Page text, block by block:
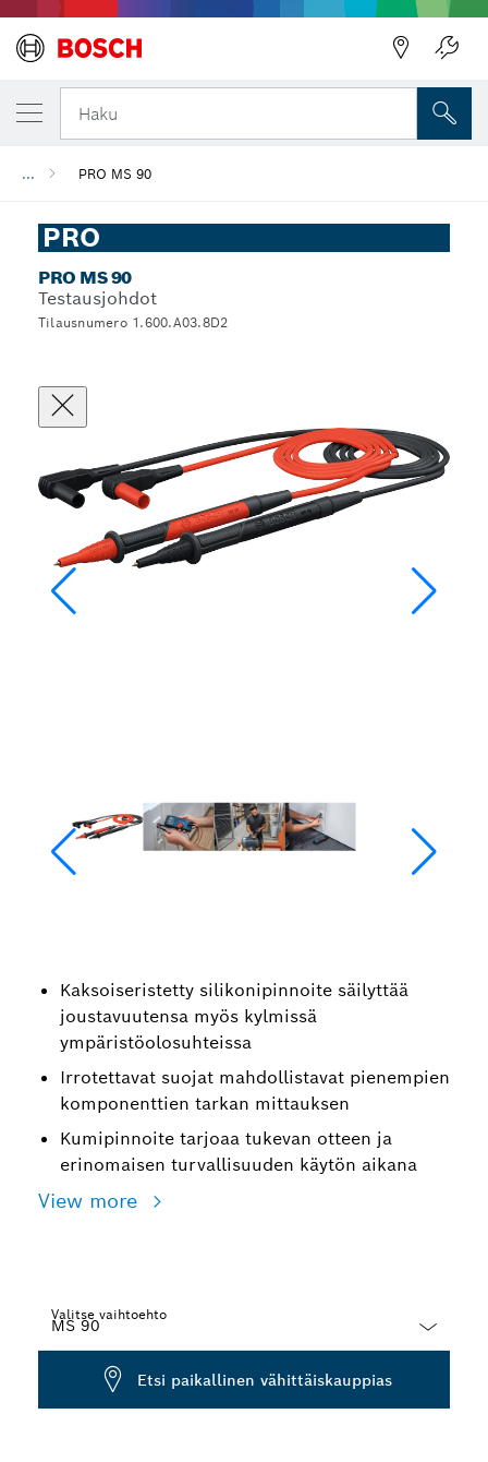
Haku
... PRO MS 90
PRO
PRO MS 90
Testausjohdot
Tilausnumero 1.600.A03.8D2
Kaksoiseristetty silikonipinnoite säilyttää
joustavuutensa myös kylmissä
ympäristöolosuhteissa
Irrotettavat suojat mahdollistavat pienempien
komponenttien tarkan mittauksen
Kumipinnoite tarjoaa tukevan otteen ja
erinomaisen turvallisuuden käytön aikana
View more
Valitse vaihtoehto
Dropdown
Etsi paikallinen vähittäiskauppias